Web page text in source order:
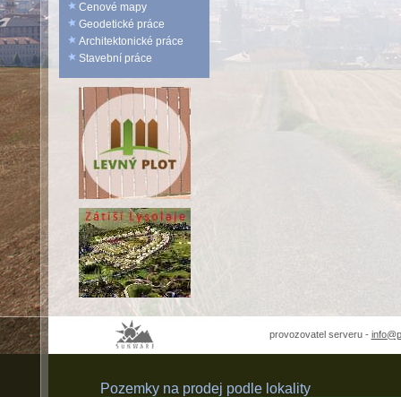
Cenové mapy
Geodetické práce
Architektonické práce
Stavební práce
provozovatel serveru -
Pozemky na prodej podle lokality